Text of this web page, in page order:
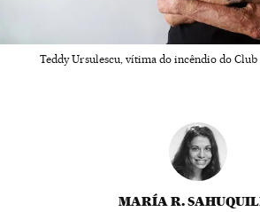
Teddy Ursulescu, vítima do incêndio do Club
MARÍA R.